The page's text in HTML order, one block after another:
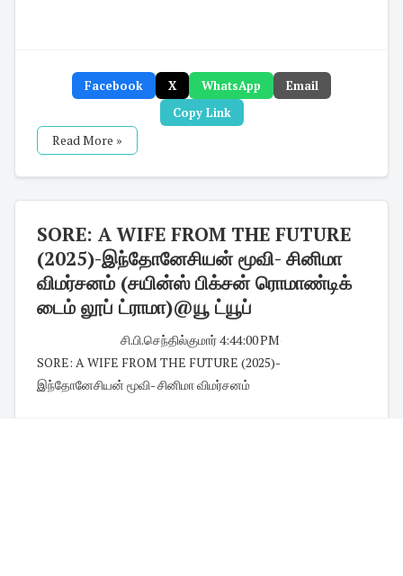
Facebook X WhatsApp
Email
Copy Link
Read More »
SORE: A WIFE FROM THE FUTURE
(2025)-இந்தோனேசியன் மூவி- சினிமா
விமர்சனம் (சயின்ஸ் பிக்சன் ரொமாண்டிக்
டைம் லூப் ட்ராமா)@யூ ட்யூப்
சி.பி.செந்தில்குமார்4:44:00 PM
SORE: A WIFE FROM THE FUTURE (2025)-
இந்தோனேசியன் மூவி- சினிமா விமர்சனம்